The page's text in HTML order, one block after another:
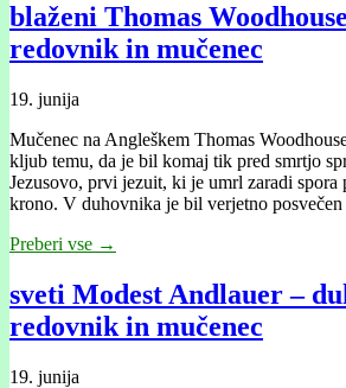
blaženi Thomas
redovnik in mučenec
19. junija
Mučenec na Angleškem Thomas
kljub temu, da je bil komaj tik pred smrtjo
Jezusovo, prvi jezuit, ki je umrl zaradi spora
krono. V duhovnika je bil verjetno
Preberi vse →
sveti Modest Andlauer –
redovnik in mučenec
19. junija